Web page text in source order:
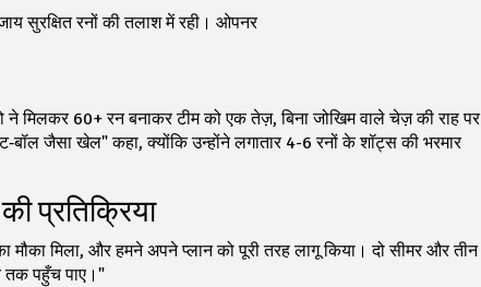
सुरक्षित रनों की तलाश में रही। ओपनर
ने मिलकर 60+ रन बनाकर टीम को एक तेज़, बिना जोखिम वाले चेज़ की राह पर
जैसा खेल" कहा, क्योंकि उन्होंने लगातार 4-6 रनों के शॉट्स की भरमार
प्रतिक्रिया
मिला, और हमने अपने प्लान को पूरी तरह लागू किया। दो सीमर और तीन
तक पहुँच पाए।"